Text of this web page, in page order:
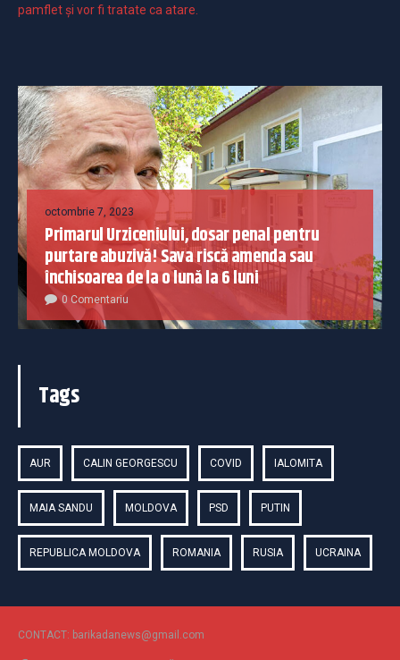
pamflet și vor fi tratate ca atare.
octombrie 7, 2023
Primarul Urziceniului, dosar penal pentru
purtare abuzivă! Sava riscă amenda sau
închisoarea de la o lună la 6 luni
0 Comentariu
Tags
AUR CALIN GEORGESCU COVID IALOMITA
MAIA SANDU MOLDOVA PSD PUTIN
REPUBLICA MOLDOVA ROMANIA RUSIA UCRAINA
CONTACT: barikadanews@gmail.com